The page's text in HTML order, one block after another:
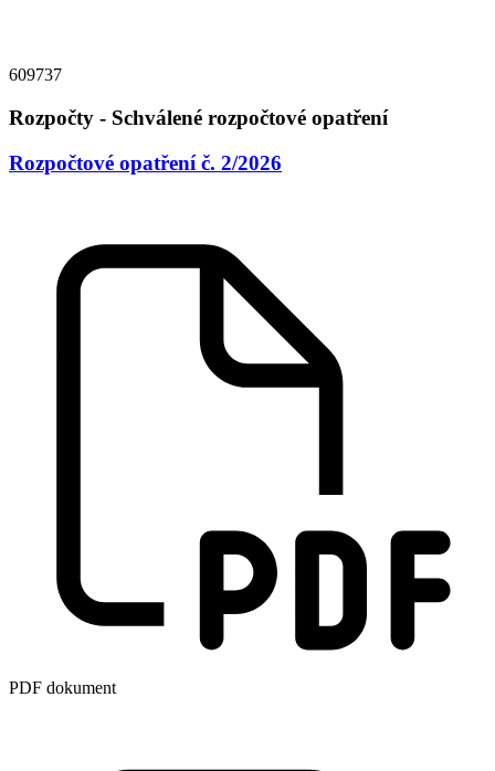
609737
Rozpočty - Schválené rozpočtové opatření
Rozpočtové opatření č. 2/2026
PDF dokument